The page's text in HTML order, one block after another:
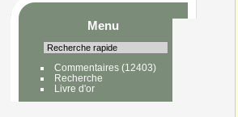
Menu
Commentaires(12403)
Recherche
Livre d'or